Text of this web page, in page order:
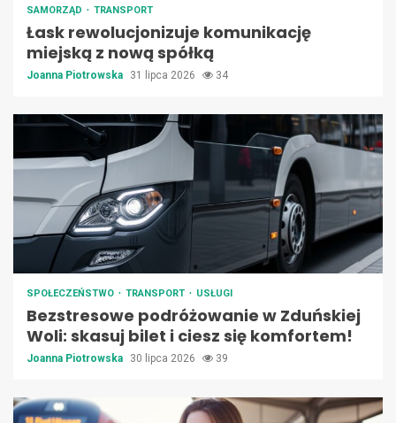
SAMORZĄD TRANSPORT
Łask rewolucjonizuje komunikację
miejską z nową spółką
Joanna Piotrowska 31 lipca 2026 34
SPOŁECZEŃSTWO TRANSPORT USŁUGI
Bezstresowe podróżowanie w Zduńskiej
Woli: skasuj bilet i ciesz się komfortem!
Joanna Piotrowska 30 lipca 2026 39